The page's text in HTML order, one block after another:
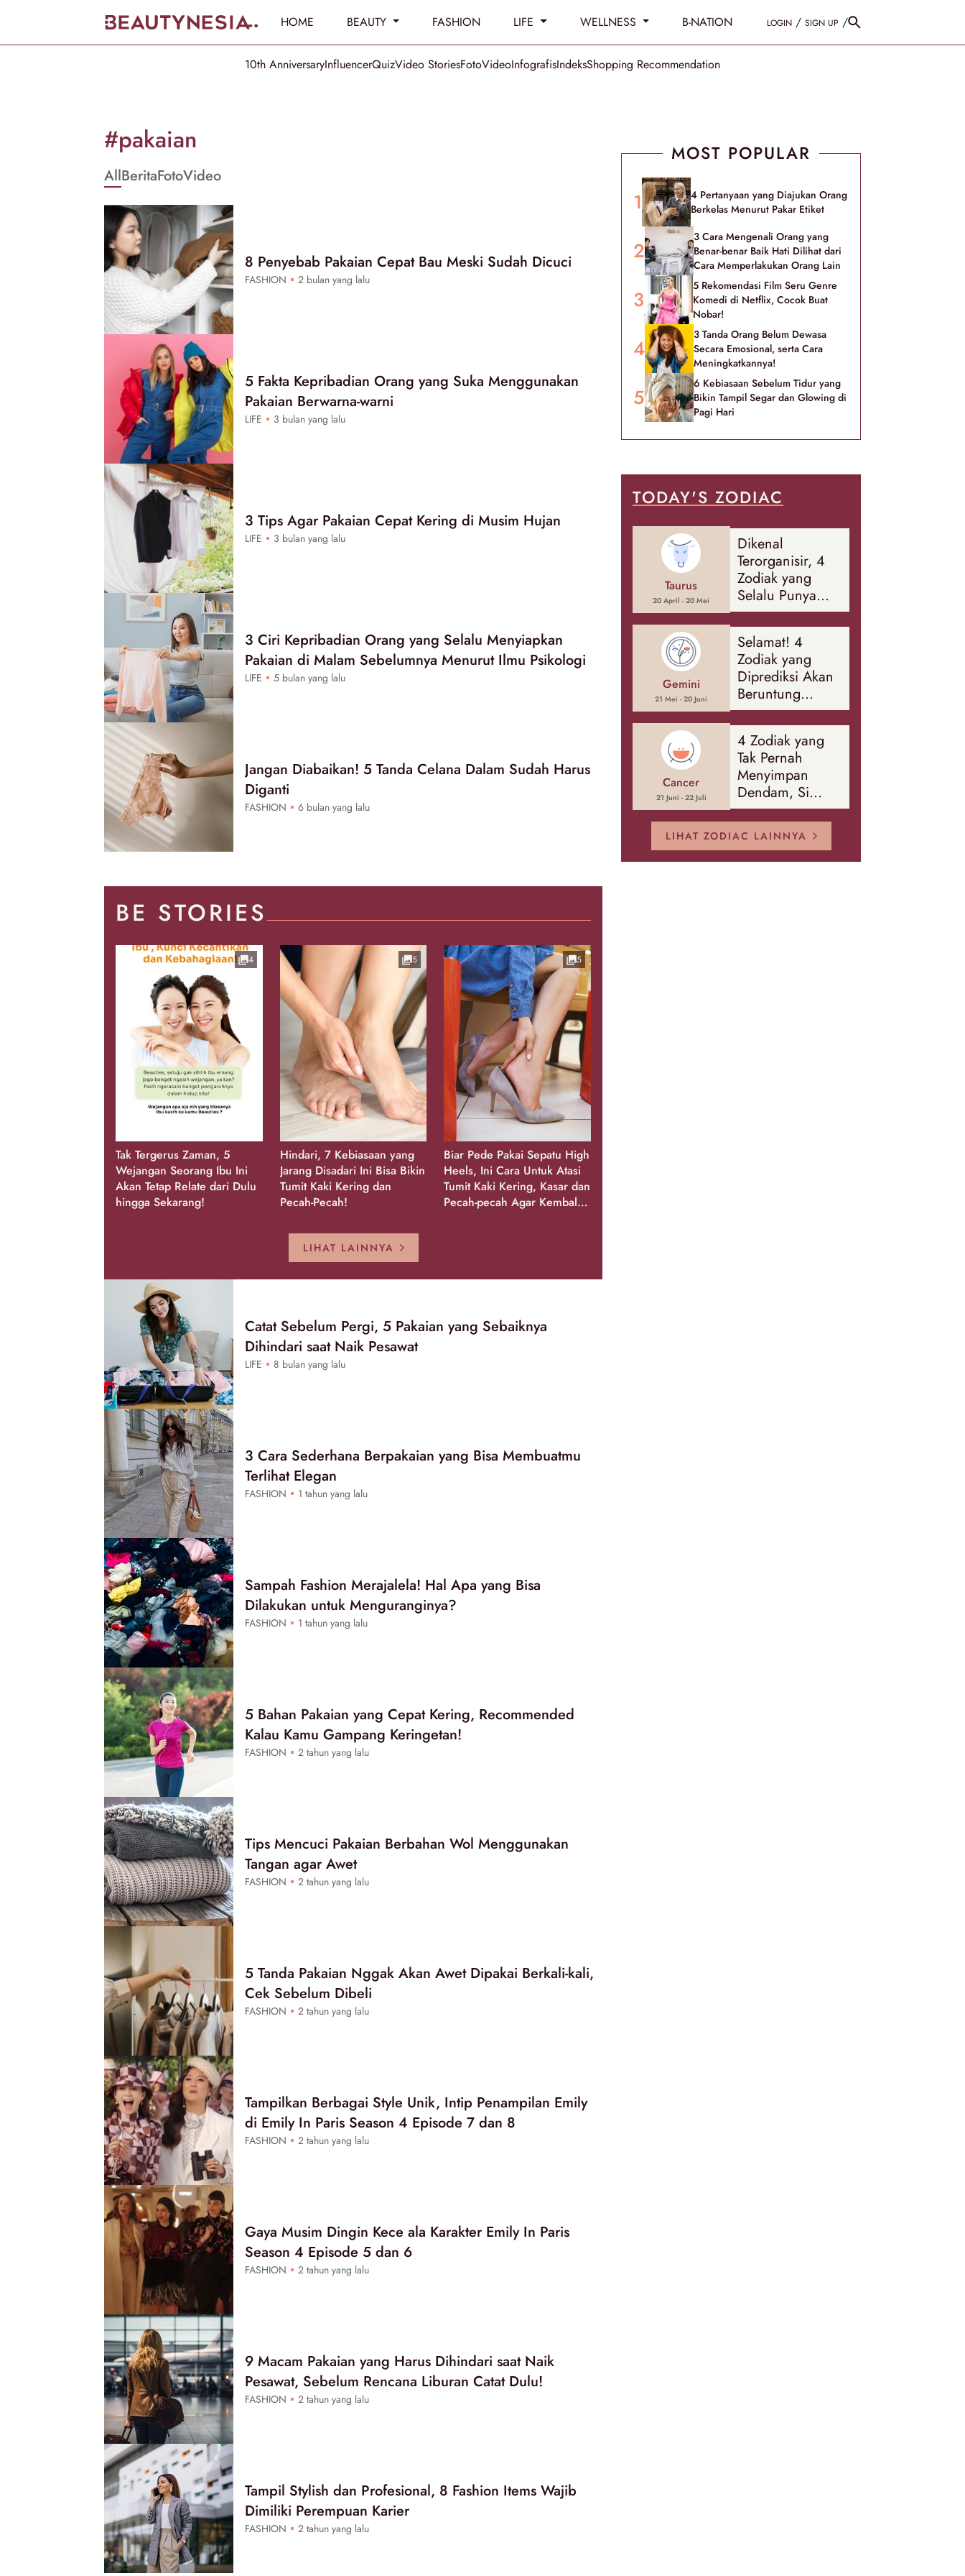
HOME BEAUTY FASHION LIFE WELLNESS B-NATION LOGIN / SIGN UP /
10th AnniversaryInfluencerQuizVideo StoriesFotoVideoInfografisIndeksShopping Recommendation
[GET_DATA_TITLE]
Beautynesia
#pakaian
AllBeritaFotoVideo
8 Penyebab Pakaian Cepat Bau Meski Sudah Dicuci
FASHION 2 bulan yang lalu
5 Fakta Kepribadian Orang yang Suka Menggunakan
Pakaian Berwarna-warni
LIFE 3 bulan yang lalu
3 Tips Agar Pakaian Cepat Kering di Musim Hujan
LIFE 3 bulan yang lalu
3 Ciri Kepribadian Orang yang Selalu Menyiapkan
Pakaian di Malam Sebelumnya Menurut Ilmu Psikologi
LIFE 5 bulan yang lalu
Jangan Diabaikan! 5 Tanda Celana Dalam Sudah Harus
Diganti
FASHION 6 bulan yang lalu
BE STORIES
Tak Tergerus Zaman, 5
Wejangan Seorang Ibu Ini
Akan Tetap Relate dari Dulu
hingga Sekarang!
4
Hindari, 7 Kebiasaan yang
Jarang Disadari Ini Bisa Bikin
Tumit Kaki Kering dan
Pecah-Pecah!
5
Biar Pede Pakai Sepatu High
Heels, Ini Cara Untuk Atasi
Tumit Kaki Kering, Kasar dan
Pecah-pecah Agar Kembali
5
LIHAT LAINNYA
Catat Sebelum Pergi, 5 Pakaian yang Sebaiknya
Dihindari saat Naik Pesawat
LIFE 8 bulan yang lalu
3 Cara Sederhana Berpakaian yang Bisa Membuatmu
Terlihat Elegan
FASHION 1 tahun yang lalu
Sampah Fashion Merajalela! Hal Apa yang Bisa
Dilakukan untuk Menguranginya?
FASHION 1 tahun yang lalu
5 Bahan Pakaian yang Cepat Kering, Recommended
Kalau Kamu Gampang Keringetan!
FASHION 2 tahun yang lalu
Tips Mencuci Pakaian Berbahan Wol Menggunakan
Tangan agar Awet
FASHION 2 tahun yang lalu
5 Tanda Pakaian Nggak Akan Awet Dipakai Berkali-kali,
Cek Sebelum Dibeli
FASHION 2 tahun yang lalu
Tampilkan Berbagai Style Unik, Intip Penampilan Emily
di Emily In Paris Season 4 Episode 7 dan 8
FASHION 2 tahun yang lalu
Gaya Musim Dingin Kece ala Karakter Emily In Paris
Season 4 Episode 5 dan 6
FASHION 2 tahun yang lalu
9 Macam Pakaian yang Harus Dihindari saat Naik
Pesawat, Sebelum Rencana Liburan Catat Dulu!
FASHION 2 tahun yang lalu
Tampil Stylish dan Profesional, 8 Fashion Items Wajib
Dimiliki Perempuan Karier
FASHION 2 tahun yang lalu
MOST POPULAR
4 Pertanyaan yang Diajukan Orang
Berkelas Menurut Pakar Etiket
3 Cara Mengenali Orang yang
Benar-benar Baik Hati Dilihat dari
Cara Memperlakukan Orang Lain
5 Rekomendasi Film Seru Genre
Komedi di Netflix, Cocok Buat
Nobar!
3 Tanda Orang Belum Dewasa
Secara Emosional, serta Cara
Meningkatkannya!
6 Kebiasaan Sebelum Tidur yang
Bikin Tampil Segar dan Glowing di
Pagi Hari
TODAY'S ZODIAC
Taurus
20 April - 20 Mei
Dikenal
Terorganisir, 4
Zodiak yang
Selalu Punya
Rencana
Cadangan Soal
Banyak Hal
Gemini
21 Mei - 20 Juni
Selamat! 4
Zodiak yang
Diprediksi Akan
Beruntung
Sepanjang
Agustus 2026
Cancer
21 Juni - 22 Juli
4 Zodiak yang
Tak Pernah
Menyimpan
Dendam, Si
Paling Mudah
Memaafkan!
LIHAT ZODIAC LAINNYA